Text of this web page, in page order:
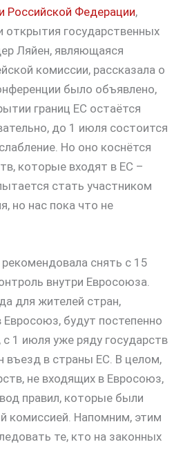
Российской Федерации,
открытия государственных
Ляйен, являющаяся
комиссии, рассказала о
было объявлено,
границ ЕС остаётся
до 1 июля состоится
Но оно коснётся
которые входят в ЕС –
стать участником
но нас пока что не
снять с 15
внутри Евросоюза.
для жителей стран,
будут постепенно
с 1 июля уже ряду государств
въезд в страны ЕС. В целом,
не входящих в Евросоюз,
правил, которые были
комиссией. Напомним, этим
те, кто на законных